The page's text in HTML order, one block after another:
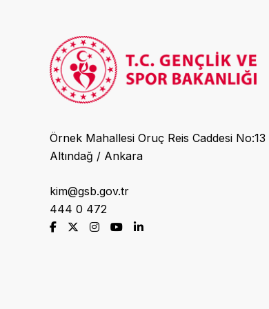
Örnek Mahallesi Oruç Reis Caddesi No:13
Altındağ / Ankara
kim@gsb.gov.tr
444 0 472